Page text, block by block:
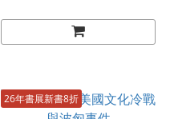
26年書展新書8折